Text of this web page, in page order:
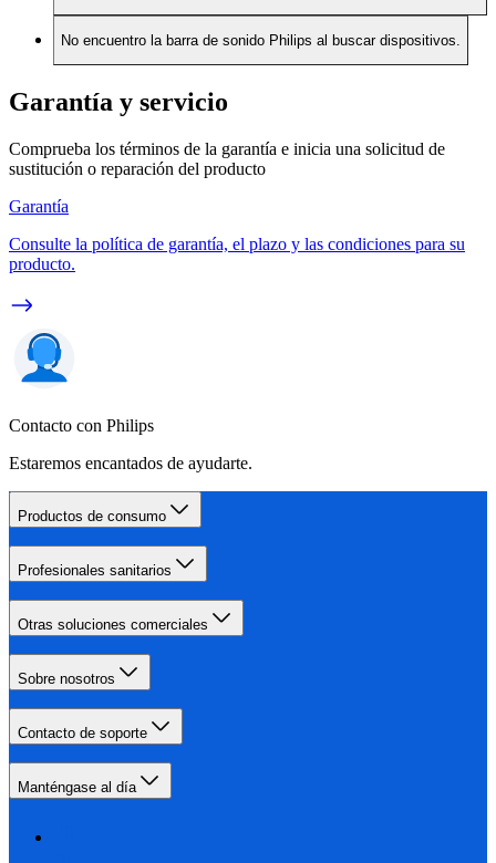
No encuentro la barra de sonido Philips al buscar dispositivos.
Garantía y servicio
Comprueba los términos de la garantía e inicia una solicitud de
sustitución o reparación del producto
Garantía
Consulte la política de garantía, el plazo y las condiciones para su
producto.
Contacto con Philips
Estaremos encantados de ayudarte.
Productos de consumo
Profesionales sanitarios
Otras soluciones comerciales
Sobre nosotros
Contacto de soporte
Manténgase al día